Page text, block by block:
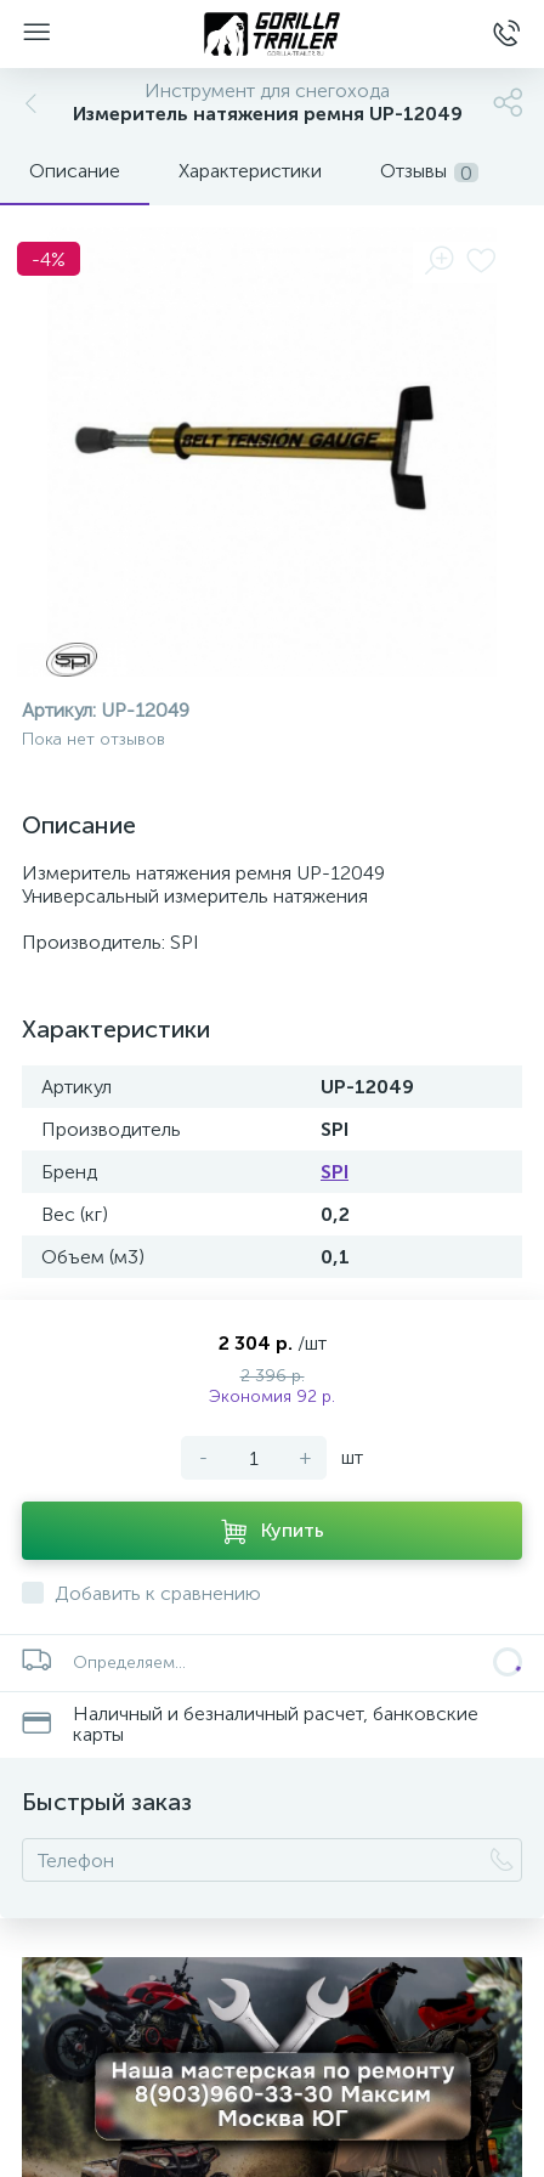
Инструмент для снегохода
Измеритель натяжения ремня UP-12049
Описание Характеристики Отзывы 0
-4%
Артикул: UP-12049
Пока нет отзывов
Описание
Измеритель натяжения ремня UP-12049
Универсальный измеритель натяжения
Производитель: SPI
Характеристики
Артикул
UP-12049
Производитель
SPI
Бренд
SPI
Вес (кг)
0,2
Объем (м3)
0,1
2 304 р. /шт
2 396 р.
Экономия 92 р.
- + шт
Купить
Добавить к сравнению
Определяем...
Наличный и безналичный расчет, банковские
карты
Быстрый заказ